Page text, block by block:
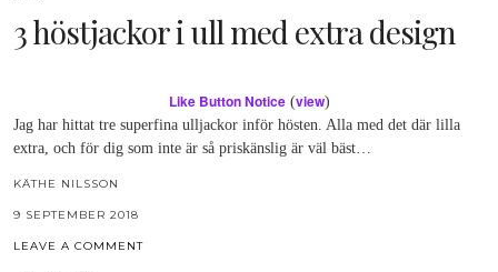
3 höstjackor i ull med extra design
Like Button Notice(view)
Jag har hittat tre superfina ulljackor inför hösten. Alla med det där lilla
extra, och för dig som inte är så priskänslig är väl bäst…
KÄTHE NILSSON
9 SEPTEMBER 2018
LEAVE A COMMENT